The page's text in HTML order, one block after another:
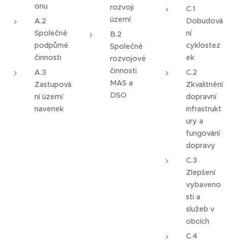
onu
A.2
Společné
podpůrné
činnosti
A.3
Zastupová
ní území
navenek
rozvoji
území
B.2
Společné
rozvojové
činnosti
MAS a
DSO
C.1
Dobudová
ní
cyklostez
ek
C.2
Zkvalitnění
dopravní
infrastrukt
ury a
fungování
dopravy
C.3
Zlepšení
vybaveno
sti a
služeb v
obcích
C.4